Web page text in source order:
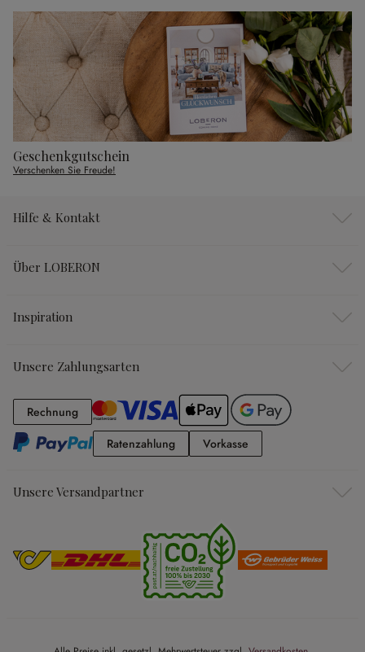
Geschenkgutschein
Verschenken Sie Freude!
Hilfe & Kontakt
Über LOBERON
Inspiration
Unsere Zahlungsarten
RechnungRechnung
RatenzahlungRatenzahlung
Vorkasse
Unsere Versandpartner